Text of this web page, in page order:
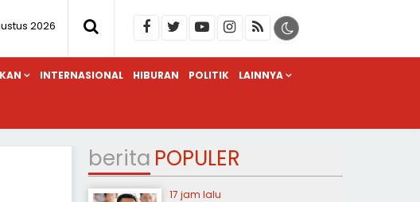
2026
INTERNASIONAL HIBURAN POLITIK LAINNYA
berita POPULER
17 jam lalu